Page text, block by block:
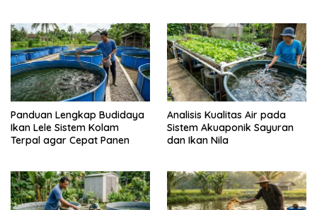
Panduan Lengkap Budidaya
Ikan Lele Sistem Kolam
Terpal agar Cepat Panen
Analisis Kualitas Air pada
Sistem Akuaponik Sayuran
dan Ikan Nila